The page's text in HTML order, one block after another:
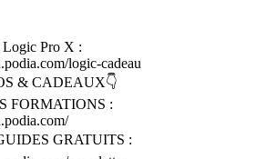
Logic Pro X :
logic-cadeau
& CADEAUX👇
FORMATIONS :
GRATUITS :